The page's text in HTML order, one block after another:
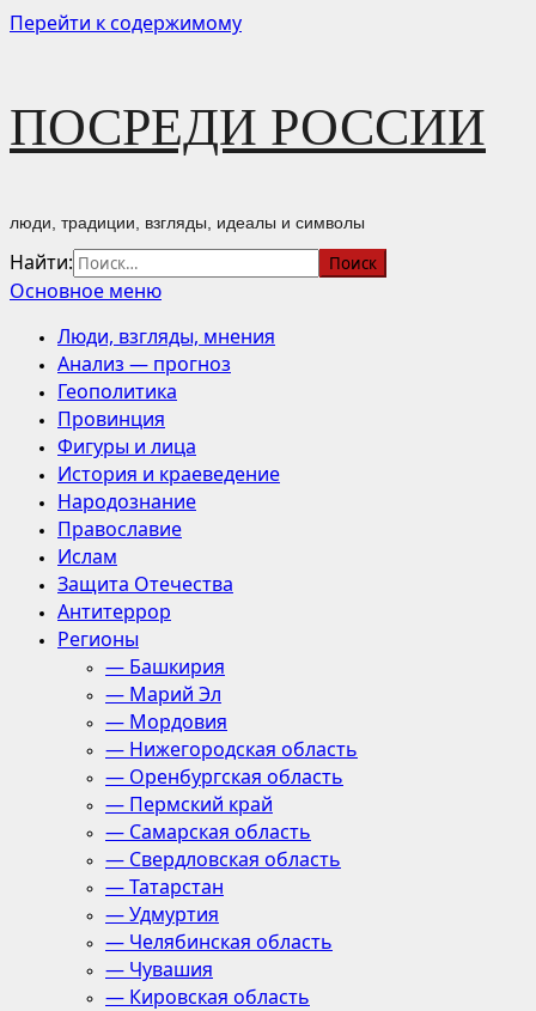
Перейти к содержимому
ПОСРЕДИ РОССИИ
люди, традиции, взгляды, идеалы и символы
Найти:
Основное меню
Люди, взгляды, мнения
Анализ — прогноз
Геополитика
Провинция
Фигуры и лица
История и краеведение
Народознание
Православие
Ислам
Защита Отечества
Антитеррор
Регионы
— Башкирия
— Марий Эл
— Мордовия
— Нижегородская область
— Оренбургская область
— Пермский край
— Самарская область
— Свердловская область
— Татарстан
— Удмуртия
— Челябинская область
— Чувашия
— Кировская область